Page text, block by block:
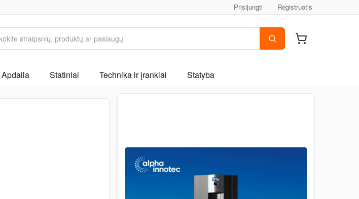
Prisijungti Registruotis
Apdaila Statiniai Technika ir įrankiai Statyba